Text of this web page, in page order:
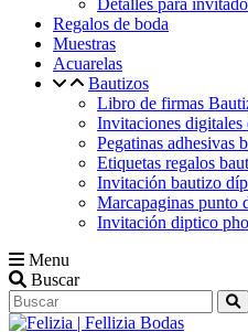
Detalles para
Regalos de boda
Muestras
Acuarelas
Bautizos
Libro de firmas
Invitaciones digitales
Pegatinas adhesivas
Etiquetas regalos
Invitación bautizo
Marcapaginas punto
Invitación diptico
Menu
Buscar